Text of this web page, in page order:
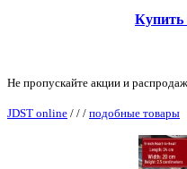
Купить
Не пропускайте акции и
JDST online / / / подобные товары